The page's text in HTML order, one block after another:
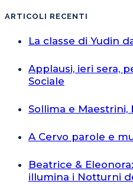
ARTICOLI RECENTI
La classe di Yudin
Applausi, ieri sera,
Sociale
Sollima e Maestrini,
A Cervo parole e
Beatrice &
illumina i Notturni